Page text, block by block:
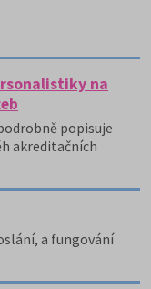
na
popisuje
akreditačních
a fungování